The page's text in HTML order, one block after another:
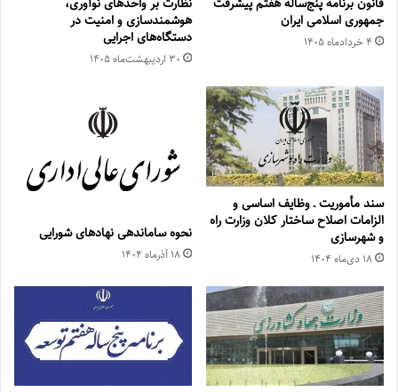
جمهوری اسلامی ایران
۴ خرداد‌ماه ۱۴۰۵
هوشمندسازی و امنیت در
دستگاه‌های اجرایی
۳۰ اردیبهشت‌ماه ۱۴۰۵
سند مأموریت ـ وظایف اساسی و
الزامات اصلاح ساختار کلان وزارت راه
و شهرسازی
۱۸ دی‌ماه ۱۴۰۴
نحوه ساماندهی نهادهای شورایی
۱۸ آذر‌ماه ۱۴۰۴